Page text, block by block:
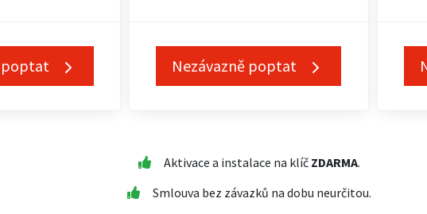
poptat Nezávazně poptat
Aktivace a instalace na klíč ZDARMA.
Smlouva bez závazků na dobu neurčitou.